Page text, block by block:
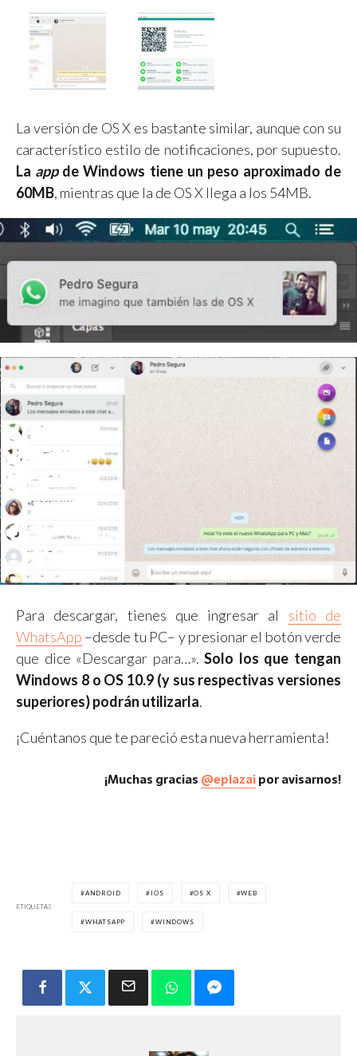
La versión de OS X es bastante similar, aunque con su
característico estilo de notificaciones, por supuesto.
La appde Windows tiene un peso aproximado de
60MB, mientras que la de OS X llega a los 54MB.
Para descargar, tienes que ingresar al sitio de
WhatsApp –desde tu PC– y presionar el botón verde
que dice «Descargar para…». Solo los que tengan
Windows 8 o OS 10.9 (y sus respectivas versiones
superiores) podrán utilizarla.
¡Cuéntanos que te pareció esta nueva herramienta!
¡Muchas gracias @eplazaipor avisarnos!
ETIQUETAS
ANDROID IOS OS X WEB
WHATSAPP WINDOWS